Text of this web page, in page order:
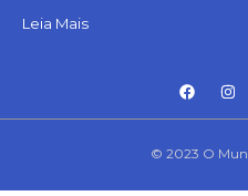
Leia Mais
© 2023 O